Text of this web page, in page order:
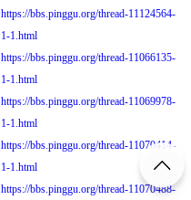
https://bbs.pinggu.org/thread-11124564-
1-1.html
https://bbs.pinggu.org/thread-11066135-
1-1.html
https://bbs.pinggu.org/thread-11069978-
1-1.html
https://bbs.pinggu.org/thread-11070414-
1-1.html
https://bbs.pinggu.org/thread-11070488-